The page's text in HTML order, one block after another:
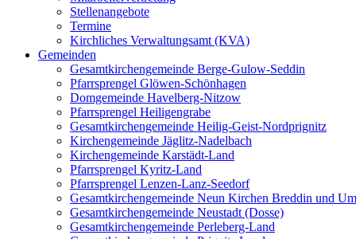
Stellenangebote
Termine
Kirchliches Verwaltungsamt (KVA)
Gemeinden
Gesamtkirchengemeinde Berge-Gulow-Seddin
Pfarrsprengel Glöwen-Schönhagen
Domgemeinde Havelberg-Nitzow
Pfarrsprengel Heiligengrabe
Gesamtkirchengemeinde Heilig-Geist-Nordprignitz
Kirchengemeinde Jäglitz-Nadelbach
Kirchengemeinde Karstädt-Land
Pfarrsprengel Kyritz-Land
Pfarrsprengel Lenzen-Lanz-Seedorf
Gesamtkirchengemeinde Neun Kirchen Breddin und
Gesamtkirchengemeinde Neustadt (Dosse)
Gesamtkirchengemeinde Perleberg-Land